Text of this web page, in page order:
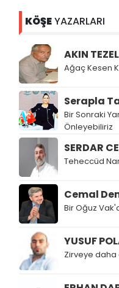
KÖŞEYAZARLARI
AKIN TEZEL
Ağaç Kesen
Serapla
Bir Sonraki
Önleyebiliriz
SERDAR
Teheccüd
Cemal
Bir Oğuz
YUSUF
Zirveye daha